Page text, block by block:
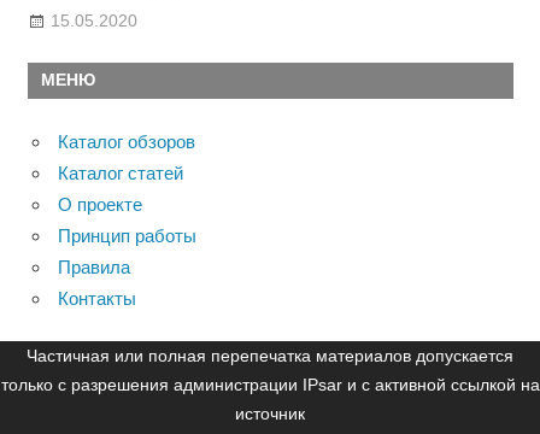
15.05.2020
МЕНЮ
Каталог обзоров
Каталог статей
О проекте
Принцип работы
Правила
Контакты
Частичная или полная перепечатка материалов допускается
только с разрешения администрации IPsar и с активной ссылкой на
источник